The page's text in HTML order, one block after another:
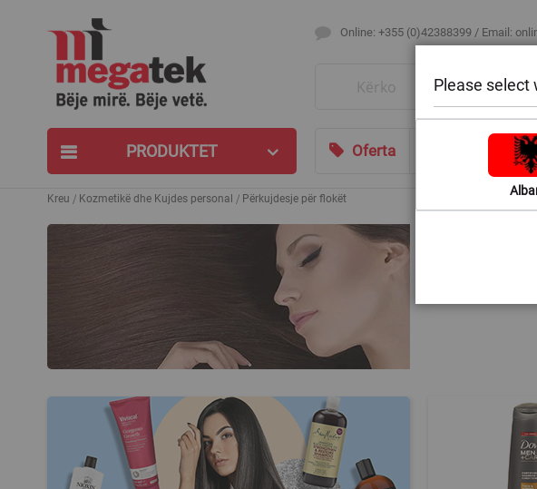
Online: +355 (0)42388399 / Email:
PRODUKTET Oferta Bli sipas
Kreu Kozmetikë dhe Kujdes personal Përkujdesje për flokët
Kur vjen puna
në këtë
Please select